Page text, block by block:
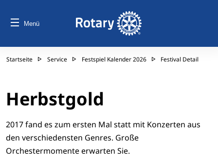
Menü
Startseite Service Festspiel Kalender 2026 Festival Detail
Herbstgold
2017 fand es zum ersten Mal statt mit Konzerten aus
den verschiedensten Genres. Große
Orchestermomente erwarten Sie.